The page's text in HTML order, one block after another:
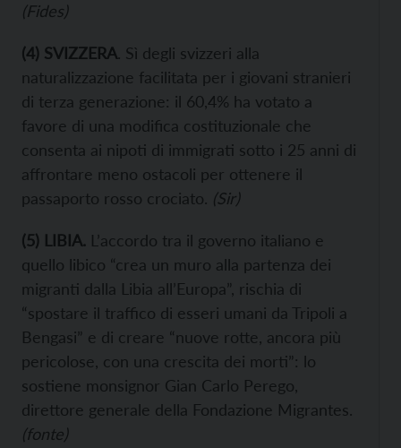
(Fides)
(4) SVIZZERA. Sì degli svizzeri alla
naturalizzazione facilitata per i giovani stranieri
di terza generazione: il 60,4% ha votato a
favore di una modifica costituzionale che
consenta ai nipoti di immigrati sotto i 25 anni di
affrontare meno ostacoli per ottenere il
passaporto rosso crociato. (Sir)
(5) LIBIA. L’accordo tra il governo italiano e
quello libico “crea un muro alla partenza dei
migranti dalla Libia all’Europa”, rischia di
“spostare il traffico di esseri umani da Tripoli a
Bengasi” e di creare “nuove rotte, ancora più
pericolose, con una crescita dei morti”: lo
sostiene monsignor Gian Carlo Perego,
direttore generale della Fondazione Migrantes.
(fonte)